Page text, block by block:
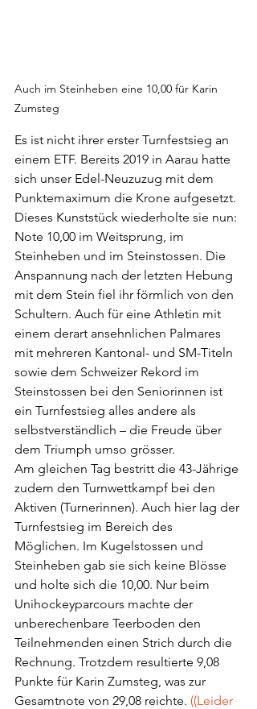
Auch im Steinheben eine 10,00 für Karin
Zumsteg
Es ist nicht ihrer erster Turnfestsieg an
einem ETF. Bereits 2019 in Aarau hatte
sich unser Edel-Neuzuzug mit dem
Punktemaximum die Krone aufgesetzt.
Dieses Kunststück wiederholte sie nun:
Note 10,00 im Weitsprung, im
Steinheben und im Steinstossen. Die
Anspannung nach der letzten Hebung
mit dem Stein fiel ihr förmlich von den
Schultern. Auch für eine Athletin mit
einem derart ansehnlichen Palmares
mit mehreren Kantonal- und SM-Titeln
sowie dem Schweizer Rekord im
Steinstossen bei den Seniorinnen ist
ein Turnfestsieg alles andere als
selbstverständlich – die Freude über
dem Triumph umso grösser.
Am gleichen Tag bestritt die 43-Jährige
zudem den Turnwettkampf bei den
Aktiven (Turnerinnen). Auch hier lag der
Turnfestsieg im Bereich des
Möglichen. Im Kugelstossen und
Steinheben gab sie sich keine Blösse
und holte sich die 10,00. Nur beim
Unihockeyparcours machte der
unberechenbare Teerboden den
Teilnehmenden einen Strich durch die
Rechnung. Trotzdem resultierte 9,08
Punkte für Karin Zumsteg, was zur
Gesamtnote von 29,08 reichte. ((Leider